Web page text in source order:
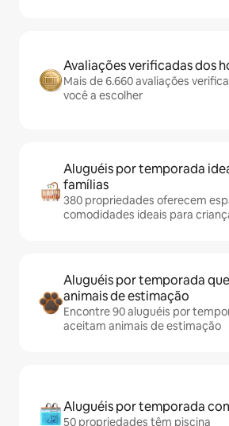
Avaliações verificadas dos
Mais de 6.660 avaliações
você a escolher
Aluguéis por temporada
famílias
380 propriedades oferecem
comodidades ideais para
Aluguéis por temporada
animais de estimação
Encontre 90 aluguéis por
aceitam animais de estimação
Aluguéis por temporada
50 propriedades têm piscina